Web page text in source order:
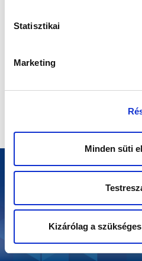
Statisztikai
Marketing
Minden süti
Kizárólag a
Tájékoztató a
Süti